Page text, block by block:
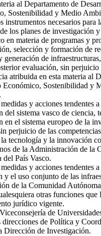
al Departamento de
Sostenibilidad y Medio
instrumentos necesarios para
los planes de investigación
en materia de programas y
selección y formación de
generación de
evaluación, sin perjuicio
atribuida en esta materia al
Económico, Sostenibilidad y
y acciones tendentes
del sistema vasco de ciencia,
en el sistema europeo de la
perjuicio de las
tecnología y la innovación
de la Administración de la
del País Vasco.
y acciones tendentes
y el uso conjunto de las
de la Comunidad
otras funciones que
jurídico vigente.
de
direcciones de Política y
Dirección de Investigación.